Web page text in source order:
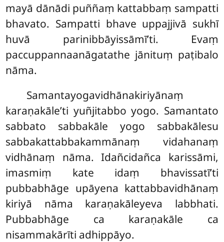
mayā dānādi puññaṃ kattabbaṃ sampatti
bhavato. Sampatti bhave uppajjivā sukhī
huvā parinibbāyissāmī’ti. Evaṃ
paccuppannaanāgatathe jānituṃ paṭibalo
nāma.
Samantayogavidhānakiriyānaṃ
karaṇakāle’ti yuñjitabbo yogo. Samantato
sabbato sabbakāle yogo sabbakālesu
sabbakattabbakammānaṃ vidahanaṃ
vidhānaṃ nāma. Idañcidañca karissāmi,
imasmiṃ kate idaṃ bhavissatī’ti
pubbabhāge upāyena kattabbavidhānaṃ
kiriyā nāma karaṇakāleyeva labbhati.
Pubbabhāge ca karaṇakāle ca
nisammakārīti adhippāyo.